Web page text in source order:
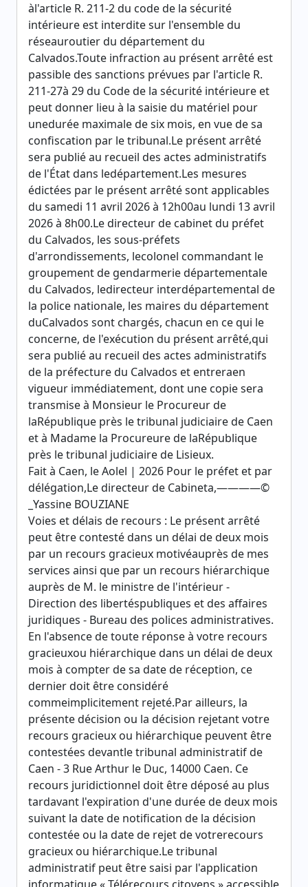
àl'article R. 211-2 du code de la sécurité
intérieure est interdite sur l'ensemble du
réseauroutier du département du
Calvados.Toute infraction au présent arrêté est
passible des sanctions prévues par l'article R.
211-27à 29 du Code de la sécurité intérieure et
peut donner lieu à la saisie du matériel pour
unedurée maximale de six mois, en vue de sa
confiscation par le tribunal.Le présent arrêté
sera publié au recueil des actes administratifs
de l'État dans ledépartement.Les mesures
édictées par le présent arrêté sont applicables
du samedi 11 avril 2026 à 12h00au lundi 13 avril
2026 à 8h00.Le directeur de cabinet du préfet
du Calvados, les sous-préfets
d'arrondissements, lecolonel commandant le
groupement de gendarmerie départementale
du Calvados, ledirecteur interdépartemental de
la police nationale, les maires du département
duCalvados sont chargés, chacun en ce qui le
concerne, de l'exécution du présent arrêté,qui
sera publié au recueil des actes administratifs
de la préfecture du Calvados et entreraen
vigueur immédiatement, dont une copie sera
transmise à Monsieur le Procureur de
laRépublique près le tribunal judiciaire de Caen
et à Madame la Procureure de laRépublique
près le tribunal judiciaire de Lisieux.
Fait à Caen, le Aolel | 2026 Pour le préfet et par
délégation,Le directeur de Cabineta,————©
_Yassine BOUZIANE
Voies et délais de recours : Le présent arrêté
peut être contesté dans un délai de deux mois
par un recours gracieux motivéauprès de mes
services ainsi que par un recours hiérarchique
auprès de M. le ministre de l'intérieur -
Direction des libertéspubliques et des affaires
juridiques - Bureau des polices administratives.
En l'absence de toute réponse à votre recours
gracieuxou hiérarchique dans un délai de deux
mois à compter de sa date de réception, ce
dernier doit être considéré
commeimplicitement rejeté.Par ailleurs, la
présente décision ou la décision rejetant votre
recours gracieux ou hiérarchique peuvent être
contestées devantle tribunal administratif de
Caen - 3 Rue Arthur le Duc, 14000 Caen. Ce
recours juridictionnel doit être déposé au plus
tardavant l'expiration d'une durée de deux mois
suivant la date de notification de la décision
contestée ou la date de rejet de votrerecours
gracieux ou hiérarchique.Le tribunal
administratif peut être saisi par l'application